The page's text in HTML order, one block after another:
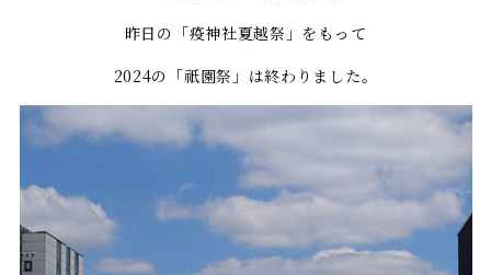
昨日の「疫神社夏越祭」をもって
2024の「祇園祭」は終わりました。